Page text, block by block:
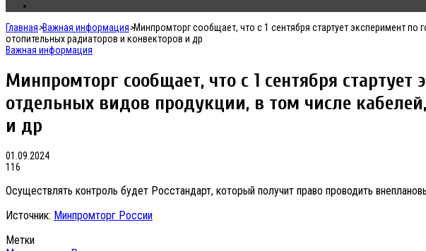
Главная>Важная информация>Минпромторг сообщает, что с 1 сентября стартует эксперимент
отопительных радиаторов и конвекторов и др
Важная информация
Минпромторг сообщает, что с 1 сентября
отдельных видов продукции, в том числе
и др
01.09.2024
116
Осуществлять контроль будет Росстандарт, который получит право проводить
Источник: Минпромторг России
Метки